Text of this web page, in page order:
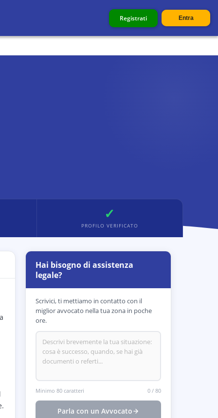
Registrati Entra
✓
PROFILO VERIFICATO
Hai bisogno di assistenza
legale?
Scrivici, ti mettiamo in contatto con il
miglior avvocato nella tua zona in poche
ore.
Minimo 80 caratteri 0 / 80
Parla con un Avvocato